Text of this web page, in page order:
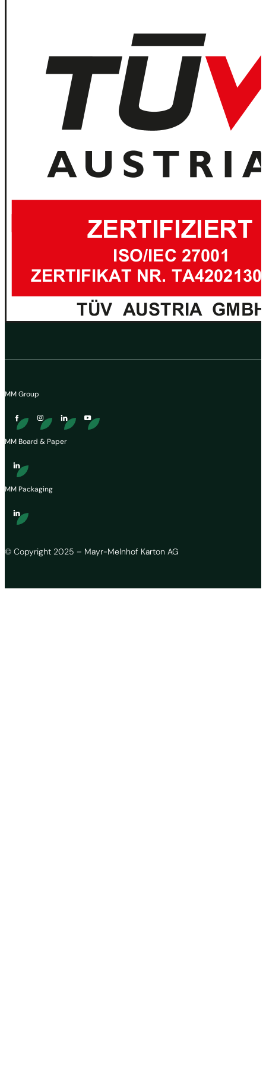
© Copyright 2025 – Mayr-Melnhof Karton AG
MM Group
MM Board & Paper
MM Packaging